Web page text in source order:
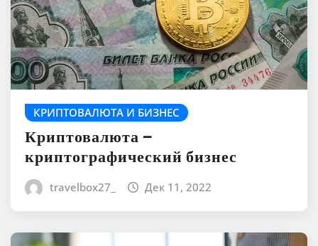
КРИПТОВАЛЮТА И БИЗНЕС
Криптовалюта –
криптографический бизнес
travelbox27_ Дек 11, 2022